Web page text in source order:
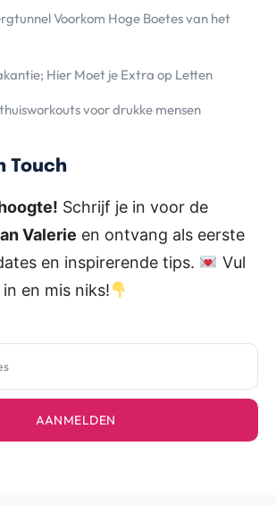
Voorkom Hoge Boetes van het
Hier Moet je Extra op Letten
voor drukke mensen
Touch
Schrijf je in voor de
Valerie en ontvang als eerste
en inspirerende tips.
Vul
en mis niks!
AANMELDEN